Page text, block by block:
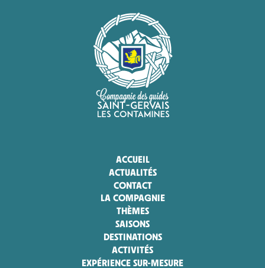
ACCUEIL
ACTUALITÉS
CONTACT
LA COMPAGNIE
THÈMES
SAISONS
DESTINATIONS
ACTIVITÉS
EXPÉRIENCE SUR-MESURE